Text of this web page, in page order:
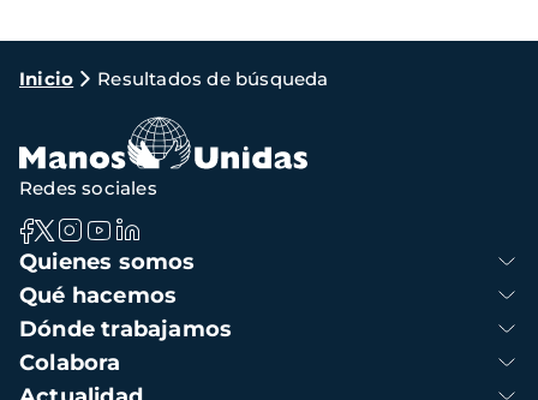
Ruta
navegación
Inicio Resultados de búsqueda
Navegación
principal
Quienes somos
Qué hacemos
Dónde trabajamos
Colabora
Redes sociales